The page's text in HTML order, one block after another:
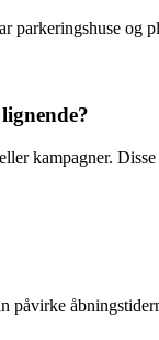
parkeringshuse og
kampagner.
påvirke